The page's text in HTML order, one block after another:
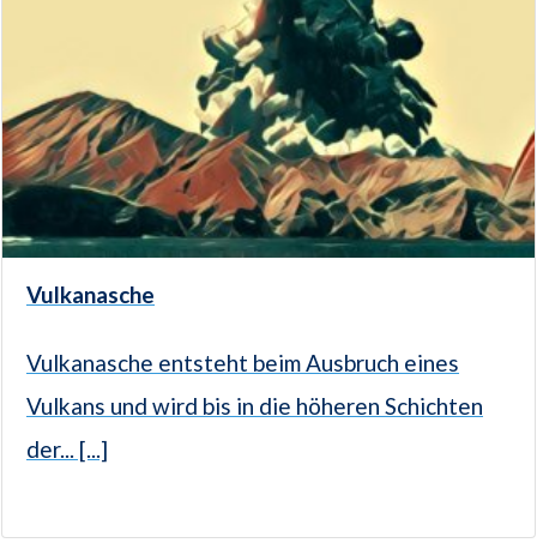
Vulkanasche
Vulkanasche entsteht beim Ausbruch eines
Vulkans und wird bis in die höheren Schichten
der... [...]